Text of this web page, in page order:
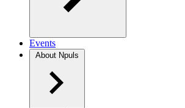
Events
About Npuls